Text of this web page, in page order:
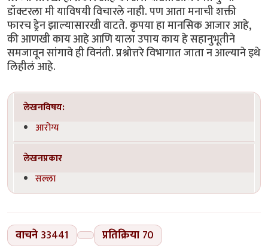
डॉक्टरला मी याविषयी विचारले नाही. पण आता मनाची शक्ती
फारच ड्रेन झाल्यासारखी वाटते. कृपया हा मानसिक आजार आहे,
की आणखी काय आहे आणि याला उपाय काय हे सहानुभूतीने
समजावून सांगावे ही विनंती. प्रश्नोत्तरे विभागात जाता न आल्याने इथे
लिहीलं आहे.
लेखनविषय:
आरोग्य
लेखनप्रकार
सल्ला
वाचने 33441 प्रतिक्रिया 70